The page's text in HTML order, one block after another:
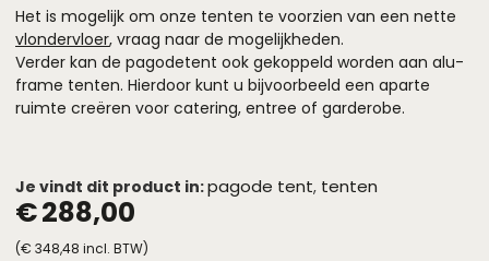
Het is mogelijk om onze tenten te voorzien van een nette
vlondervloer, vraag naar de mogelijkheden.
Verder kan de pagodetent ook gekoppeld worden aan alu-
frame tenten. Hierdoor kunt u bijvoorbeeld een aparte
ruimte creëren voor catering, entree of garderobe.
Je vindt dit product in:pagode tent, tenten
€288,00
(€ 348,48 incl. BTW)